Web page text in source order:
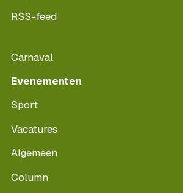
RSS-feed
Carnaval
Evenementen
Sport
Vacatures
Algemeen
Column